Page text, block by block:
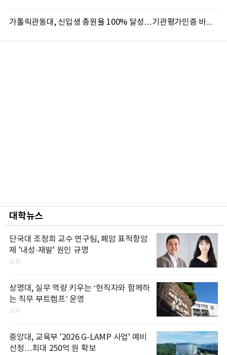
가톨릭관동대, 신입생 충원율 100% 달성…기관평가인증 바탕 학생 지원 '가속'
대학뉴스
단국대 조정희 교수 연구팀, 폐암 표적항암
제 '내성·재발' 원인 규명
교육
상명대, 실무 역량 키우는 ‘현직자와 함께하
는 직무 부트캠프’ 운영
교육
중앙대, 교육부 '2026 G-LAMP 사업' 예비
선정…최대 250억 원 확보